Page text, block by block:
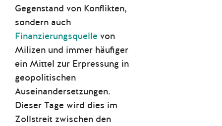
Gegenstand von Konflikten,
sondern auch
Finanzierungsquelle von
Milizen und immer häufiger
ein Mittel zur Erpressung in
geopolitischen
Auseinandersetzungen.
Dieser Tage wird dies im
Zollstreit zwischen den